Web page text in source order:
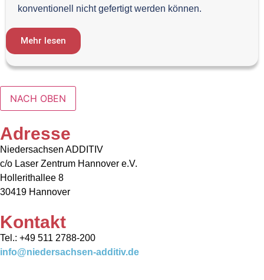
konventionell nicht gefertigt werden können.
Mehr lesen
NACH OBEN
Adresse
Niedersachsen ADDITIV
c/o Laser Zentrum Hannover e.V.
Hollerithallee 8
30419 Hannover
Kontakt
Tel.: +49 511 2788-200
info@niedersachsen-additiv.de